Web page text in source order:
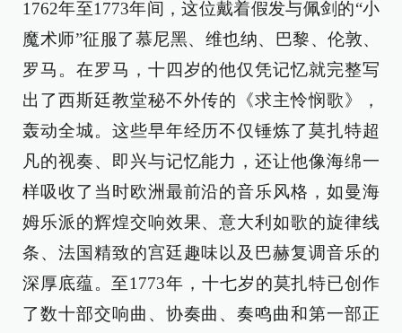
1762年至1773年间，这位戴着假发与佩剑的“小
魔术师”征服了慕尼黑、维也纳、巴黎、伦敦、
罗马。在罗马，十四岁的他仅凭记忆就完整写
出了西斯廷教堂秘不外传的《求主怜悯歌》，
轰动全城。这些早年经历不仅锤炼了莫扎特超
凡的视奏、即兴与记忆能力，还让他像海绵一
样吸收了当时欧洲最前沿的音乐风格，如曼海
姆乐派的辉煌交响效果、意大利如歌的旋律线
条、法国精致的宫廷趣味以及巴赫复调音乐的
深厚底蕴。至1773年，十七岁的莫扎特已创作
了数十部交响曲、协奏曲、奏鸣曲和第一部正